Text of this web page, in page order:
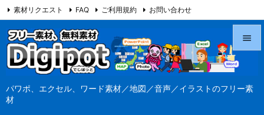
パワポ、エクセル、ワード素材／地図／音声／イラストのフリー素
材


素材リクエスト FAQ ご利用規約 お問い合わせ
当サイト（Digipot.net）について